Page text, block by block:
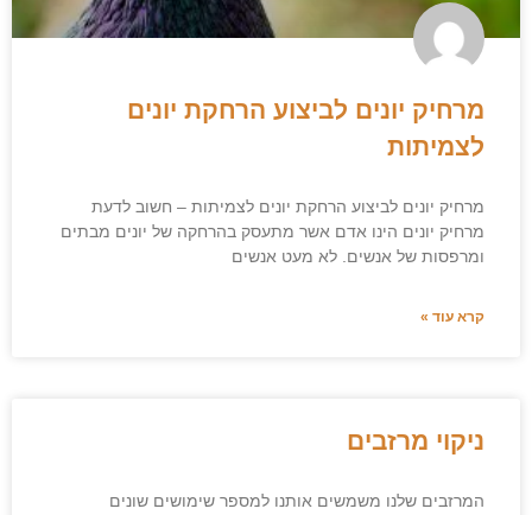
מרחיק יונים לביצוע הרחקת יונים
לצמיתות
מרחיק יונים לביצוע הרחקת יונים לצמיתות – חשוב לדעת
מרחיק יונים הינו אדם אשר מתעסק בהרחקה של יונים מבתים
ומרפסות של אנשים. לא מעט אנשים
קרא עוד »
ניקוי מרזבים
המרזבים שלנו משמשים אותנו למספר שימושים שונים